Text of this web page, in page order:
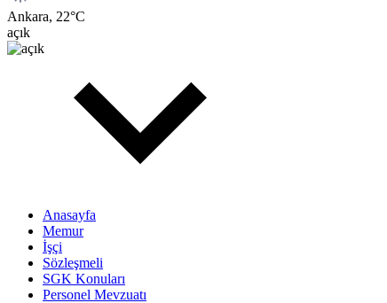
Ankara, 22°C
açık
Anasayfa
Memur
İşçi
Sözleşmeli
SGK Konuları
Personel Mevzuatı